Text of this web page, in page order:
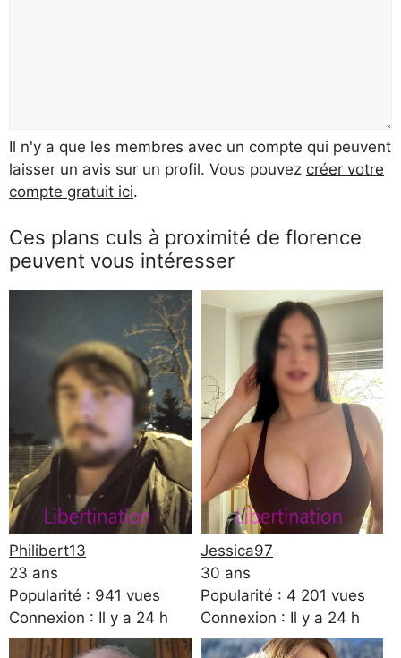
Il n'y a que les membres avec un compte qui peuvent
laisser un avis sur un profil. Vous pouvez créer votre
compte gratuit ici.
Ces plans culs à proximité de florence
peuvent vous intéresser
Philibert13
23 ans
Popularité : 941 vues
Connexion : Il y a 24 h
Jessica97
30 ans
Popularité : 4 201 vues
Connexion : Il y a 24 h